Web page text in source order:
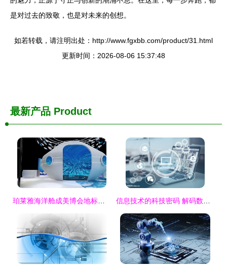
是对过去的致敬，也是对未来的创想。
如若转载，请注明出处：http://www.fgxbb.com/product/31.html
更新时间：2026-08-06 15:37:48
最新产品 Product